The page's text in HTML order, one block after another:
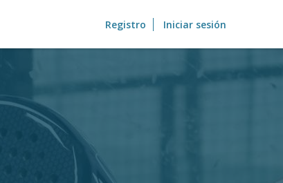
Registro Iniciar sesión